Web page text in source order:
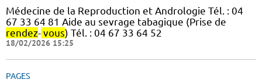
Médecine de la Reproduction et Andrologie Tél. : 04
67 33 64 81 Aide au sevrage tabagique (Prise de
rendez- vous) Tél. : 04 67 33 64 52
18/02/2026 15:25
PAGES